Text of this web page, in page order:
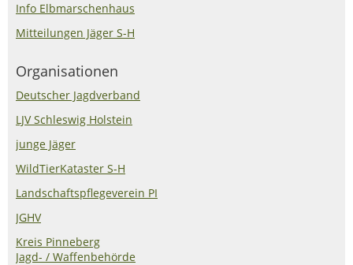
Info Elbmarschenhaus
Mitteilungen Jäger S-H
Organisationen
Deutscher Jagdverband
LJV Schleswig Holstein
junge Jäger
WildTierKataster S-H
Landschaftspflegeverein PI
JGHV
Kreis Pinneberg
Jagd- / Waffenbehörde